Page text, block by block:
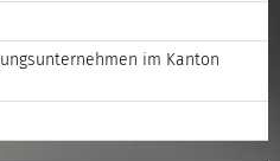
im Kanton